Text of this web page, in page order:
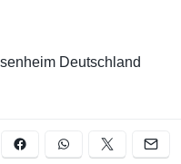
Deutschland